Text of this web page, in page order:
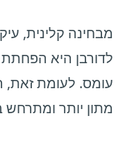
מבחינה קלינית,
לדורבן היא
עומס. לעומת זאת,
מתון יותר